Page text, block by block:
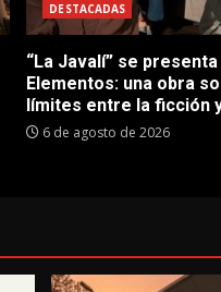
DESTACADAS
“La Javalí” se
Elementos: una obra
límites entre la ficción
6 de agosto de 2026